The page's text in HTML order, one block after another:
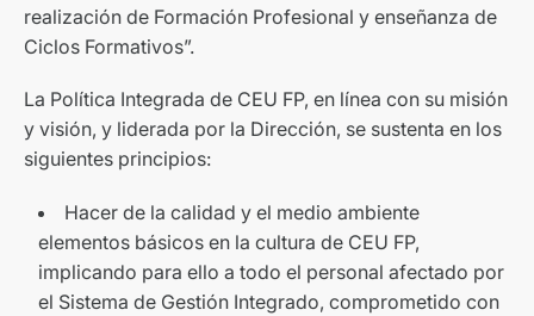
realización de Formación Profesional y enseñanza de
Ciclos Formativos”.
La Política Integrada de CEU FP, en línea con su misión
y visión, y liderada por la Dirección, se sustenta en los
siguientes principios:
Hacer de la calidad y el medio ambiente
elementos básicos en la cultura de CEU FP,
implicando para ello a todo el personal afectado por
el Sistema de Gestión Integrado, comprometido con